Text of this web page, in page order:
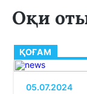
Оқи
ҚОҒАМ
05.07.2024